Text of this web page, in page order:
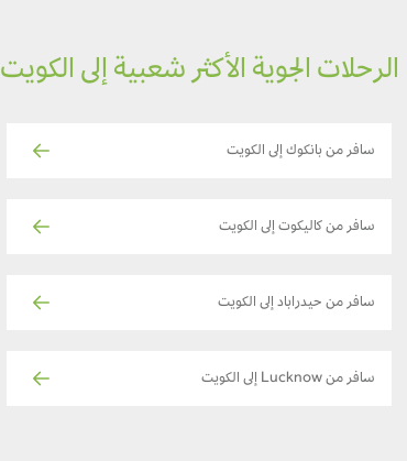
الرحلات الجوية الأكثر شعبية إلى الكويت
سافر من بانكوك إلى الكويت
سافر من كاليكوت إلى الكويت
سافر من حيدراباد إلى الكويت
سافر من Lucknow إلى الكويت